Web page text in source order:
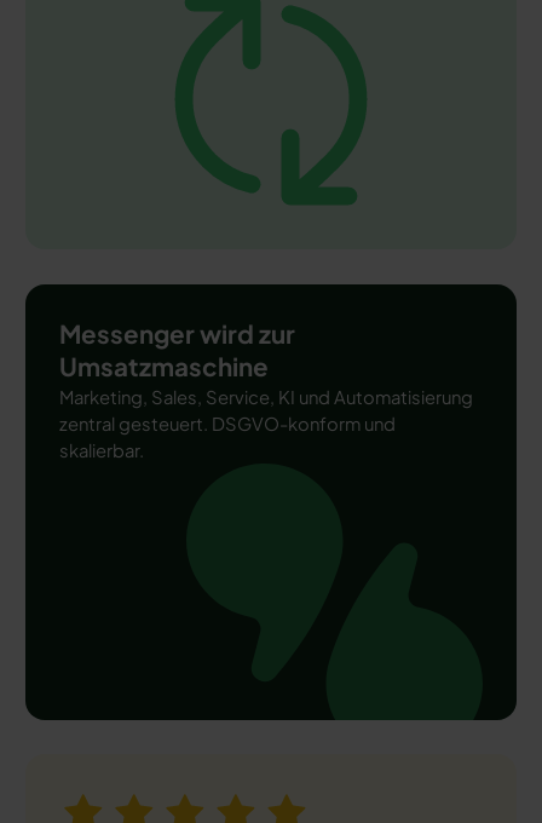
Messenger wird zur
Umsatzmaschine
Marketing, Sales, Service, KI und Automatisierung
zentral gesteuert. DSGVO-konform und
skalierbar.